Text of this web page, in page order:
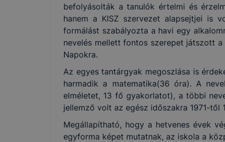
befolyásolták a tanulók értelmi és
hanem a KISZ szervezet alapsejtjei is
formálást szabályozta a havi egy
nevelés mellett fontos szerepet játszott
Napokra.
Az egyes tantárgyak megoszlása is
harmadik a matematika(36 óra). A
elméletet, 13 fő gyakorlatot), a többi
jellemző volt az egész időszakra 1971-től
Megállapítható, hogy a hetvenes évek
egyforma képet mutatnak, az iskola a